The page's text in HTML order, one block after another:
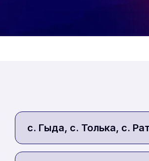
с. Гыда, с. Толька, с.